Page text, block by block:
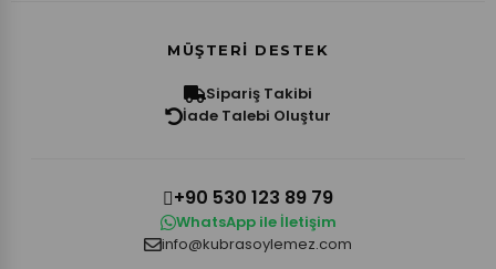
MÜŞTERI DESTEK
Sipariş Takibi
İade Talebi Oluştur
+90 530 123 89 79
WhatsApp ile İletişim
info@kubrasoylemez.com